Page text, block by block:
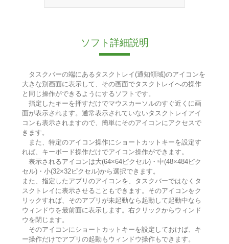
ソフト詳細説明
タスクバーの端にあるタスクトレイ(通知領域)のアイコンを
大きな別画面に表示して、その画面でタスクトレイへの操作
と同じ操作ができるようにするソフトです。
指定したキーを押すだけでマウスカーソルのすぐ近くに画
面が表示されます。通常表示されていないタスクトレイアイ
コンも表示されますので、簡単にそのアイコンにアクセスで
きます。
また、特定のアイコン操作にショートカットキーを設定す
れば、キーボード操作だけでアイコン操作ができます。
表示されるアイコンは大(64×64ピクセル)・中(48×484ピク
セル)・小(32×32ピクセル)から選択できます。
また、指定したアプリのアイコンを、タスクバーではなくタ
スクトレイに表示させることもできます。そのアイコンをク
リックすれば、そのアプリが未起動なら起動して起動中なら
ウィンドウを最前面に表示します。右クリックからウィンド
ウを閉じます。
そのアイコンにショートカットキーを設定しておけば、キ
ー操作だけでアプリの起動もウィンドウ操作もできます。